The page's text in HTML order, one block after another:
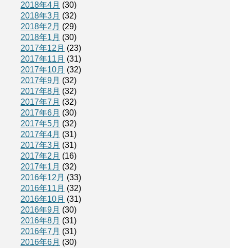
2018年4月 (30)
2018年3月 (32)
2018年2月 (29)
2018年1月 (30)
2017年12月 (23)
2017年11月 (31)
2017年10月 (32)
2017年9月 (32)
2017年8月 (32)
2017年7月 (32)
2017年6月 (30)
2017年5月 (32)
2017年4月 (31)
2017年3月 (31)
2017年2月 (16)
2017年1月 (32)
2016年12月 (33)
2016年11月 (32)
2016年10月 (31)
2016年9月 (30)
2016年8月 (31)
2016年7月 (31)
2016年6月 (30)